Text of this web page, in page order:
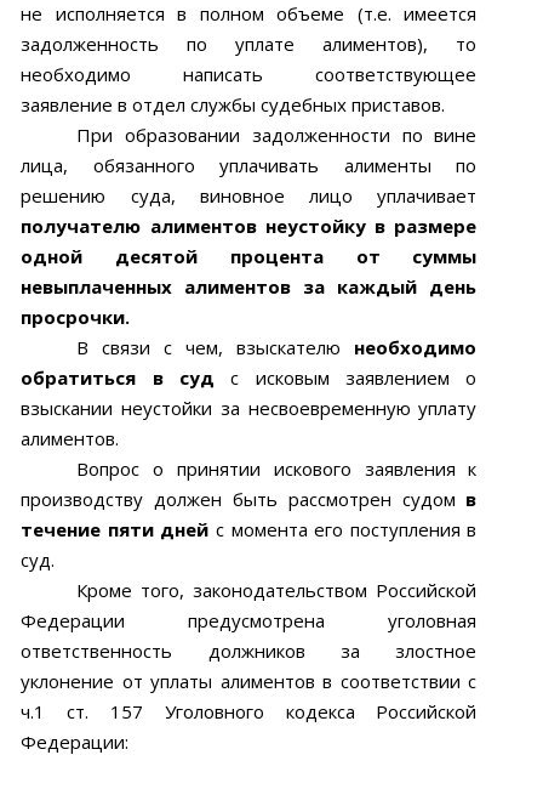
не исполняется в полном объеме (т.е. имеется
задолженность по уплате алиментов), то
необходимо написать соответствующее
заявление в отдел службы судебных приставов.
При образовании задолженности по вине
лица, обязанного уплачивать алименты по
решению суда, виновное лицо уплачивает
получателю алиментов неустойку в размере
одной десятой процента от суммы
невыплаченных алиментов за каждый день
просрочки.
В связи с чем, взыскателю необходимо
обратиться в суд с исковым заявлением о
взыскании неустойки за несвоевременную уплату
алиментов.
Вопрос о принятии искового заявления к
производству должен быть рассмотрен судом в
течение пяти дней с момента его поступления в
суд.
Кроме того, законодательством Российской
Федерации предусмотрена уголовная
ответственность должников за злостное
уклонение от уплаты алиментов в соответствии с
ч.1 ст. 157 Уголовного кодекса Российской
Федерации: